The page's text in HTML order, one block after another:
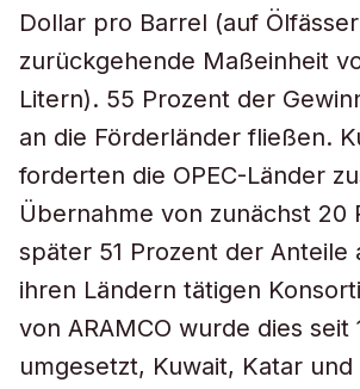
Dollar pro Barrel (auf Ölfässer
zurückgehende Maßeinheit
Litern). 55 Prozent der
an die Förderländer fließen.
forderten die OPEC-Länder
Übernahme von zunächst 20
später 51 Prozent der Anteile
ihren Ländern tätigen
von ARAMCO wurde dies seit
umgesetzt, Kuwait, Katar und